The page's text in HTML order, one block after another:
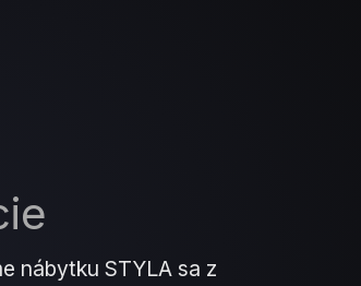
nábytku STYLA sa z